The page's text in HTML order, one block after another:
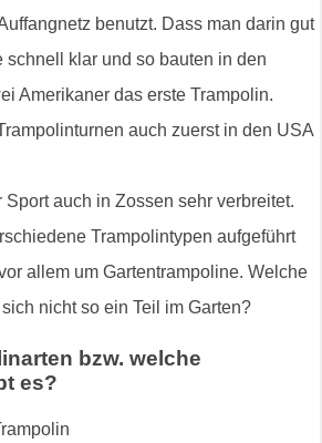
benutzt. Dass man darin gut
schnell klar und so bauten in den
Amerikaner das erste Trampolin.
auch zuerst in den USA
Sport auch in Zossen sehr verbreitet.
Trampolintypen aufgeführt
allem um Gartentrampoline. Welche
nicht so ein Teil im Garten?
bzw. welche
es?